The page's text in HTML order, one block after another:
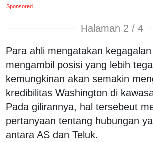
Sponsored
Halaman 2 / 4
Para ahli mengatakan
mengambil posisi yang lebih
kemungkinan akan semakin
kredibilitas Washington di
Pada gilirannya, hal tersebeut
pertanyaan tentang hubungan
antara AS dan Teluk.